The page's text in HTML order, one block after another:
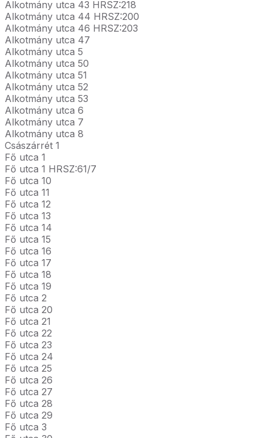
Alkotmány utca 43 HRSZ:218
Alkotmány utca 44 HRSZ:200
Alkotmány utca 46 HRSZ:203
Alkotmány utca 47
Alkotmány utca 5
Alkotmány utca 50
Alkotmány utca 51
Alkotmány utca 52
Alkotmány utca 53
Alkotmány utca 6
Alkotmány utca 7
Alkotmány utca 8
Császárrét 1
Fő utca 1
Fő utca 1 HRSZ:61/7
Fő utca 10
Fő utca 11
Fő utca 12
Fő utca 13
Fő utca 14
Fő utca 15
Fő utca 16
Fő utca 17
Fő utca 18
Fő utca 19
Fő utca 2
Fő utca 20
Fő utca 21
Fő utca 22
Fő utca 23
Fő utca 24
Fő utca 25
Fő utca 26
Fő utca 27
Fő utca 28
Fő utca 29
Fő utca 3